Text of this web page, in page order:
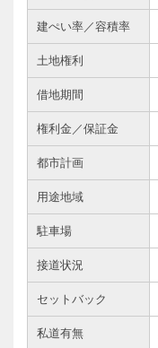
建ぺい率／容積率
土地権利
借地期間
権利金／保証金
都市計画
用途地域
駐車場
接道状況
セットバック
私道有無